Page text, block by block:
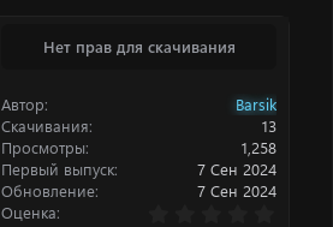
Нет прав для скачивания
Автор
Barsik
Скачивания
13
Просмотры
1,258
Первый выпуск
7 Сен 2024
Обновление
7 Сен 2024
Оценка